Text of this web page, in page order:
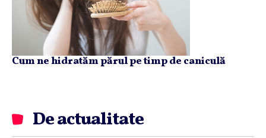
Cum ne hidratăm părul pe timp de caniculă
De actualitate